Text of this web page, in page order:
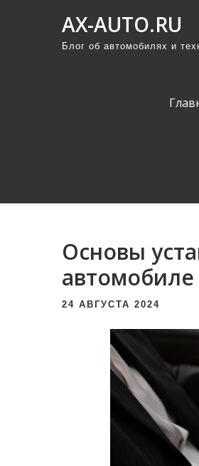
AX-AUTO.RU
Блог об автомобилях и
Основы
автомобиле
24 АВГУСТА 2024